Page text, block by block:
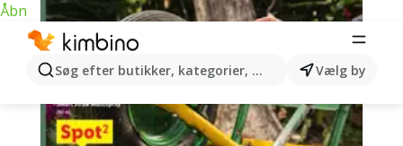
Åbn
Søg efter butikker, kategorier, produkter...Vælg by